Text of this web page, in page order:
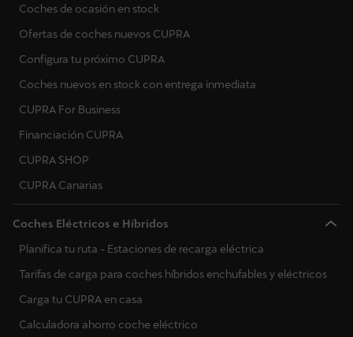
Coches de ocasión en stock
Ofertas de coches nuevos CUPRA
Configura tu próximo CUPRA
Coches nuevos en stock con entrega inmediata
CUPRA For Business
Financiación CUPRA
CUPRA SHOP
CUPRA Canarias
Coches Eléctricos e Híbridos
Planifica tu ruta - Estaciones de recarga eléctrica
Tarifas de carga para coches híbridos enchufables y eléctricos
Carga tu CUPRA en casa
Calculadora ahorro coche eléctrico